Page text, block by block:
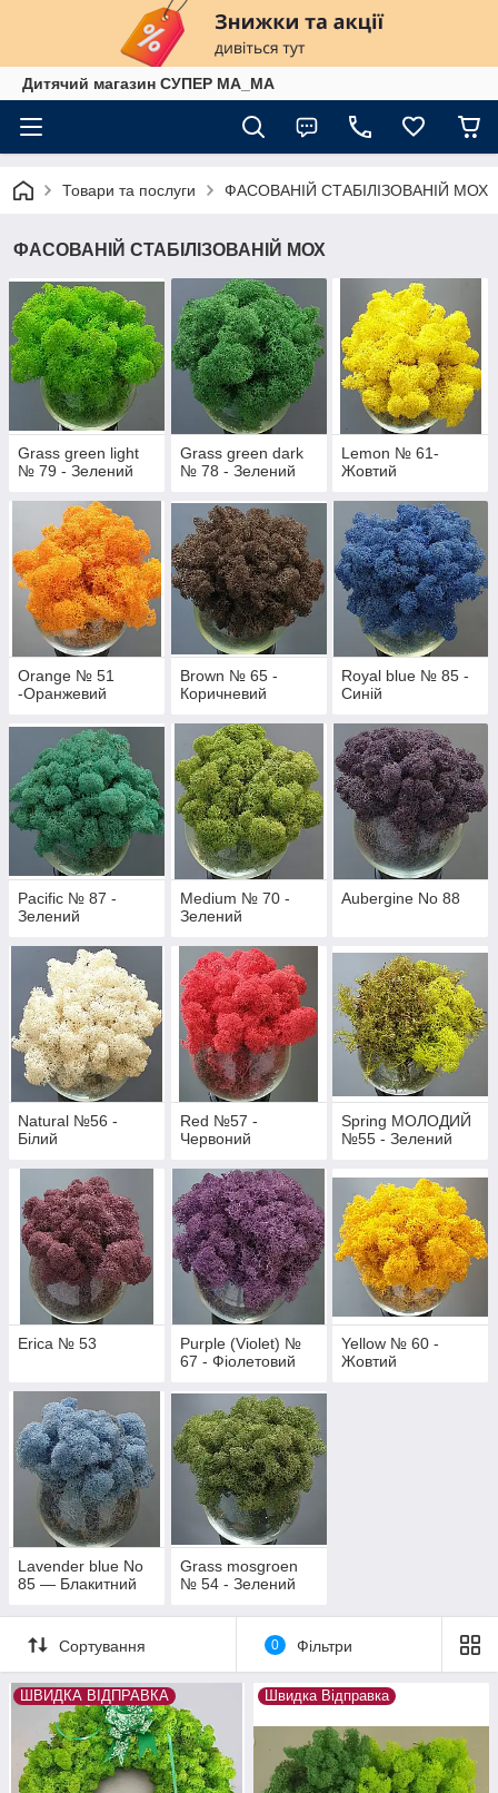
Дитячий магазин СУПЕР МА_МА
Товари та послуги ФАСОВАНІЙ СТАБІЛІЗОВАНІЙ МОХ
ФАСОВАНІЙ СТАБІЛІЗОВАНІЙ МОХ
Grass green light
№ 79 - Зелений
Grass green dark
№ 78 - Зелений
Lemon № 61-
Жовтий
Orange № 51
-Оранжевий
Brown № 65 -
Коричневий
Royal blue № 85 -
Синій
Pacific № 87 -
Зелений
Medium № 70 -
Зелений
Aubergine No 88
Natural №56 -
Білий
Red №57 -
Червоний
Spring МОЛОДИЙ
№55 - Зелений
Erica № 53
Purple (Violet) №
67 - Фіолетовий
Yellow № 60 -
Жовтий
Lavender blue No
85 — Блакитний
Grass mosgroen
№ 54 - Зелений
Сортування 0 Фільтри
ШВИДКА ВІДПРАВКА Швидка Відправка